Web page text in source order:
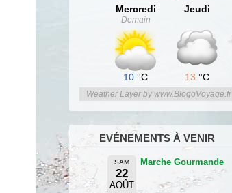
Mercredi
Demain
10 °C
Jeudi
13 °C
Weather Layer by www.BlogoVoyage.fr
EVÉNEMENTS À VENIR
SAM
22
AOÛT
Marche Gourmande